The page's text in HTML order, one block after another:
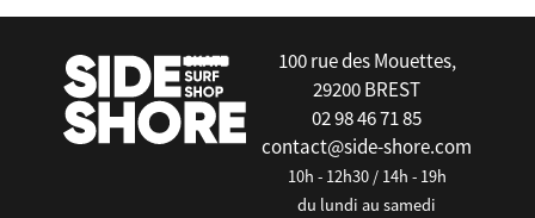
100 rue des Mouettes,
29200 BREST
02 98 46 71 85
contact@side-shore.com
10h - 12h30 / 14h - 19h
du lundi au samedi